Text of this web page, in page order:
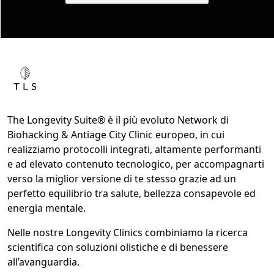
The Longevity Suite® è il più evoluto Network di
Biohacking & Antiage City Clinic europeo, in cui
realizziamo protocolli integrati, altamente performanti
e ad elevato contenuto tecnologico, per accompagnarti
verso la miglior versione di te stesso grazie ad un
perfetto equilibrio tra salute, bellezza consapevole ed
energia mentale.
Nelle nostre Longevity Clinics combiniamo la ricerca
scientifica con soluzioni olistiche e di benessere
all’avanguardia.